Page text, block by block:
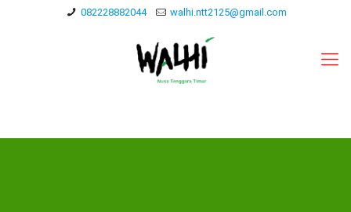
082228882044 walhi.ntt2125@gmail.com